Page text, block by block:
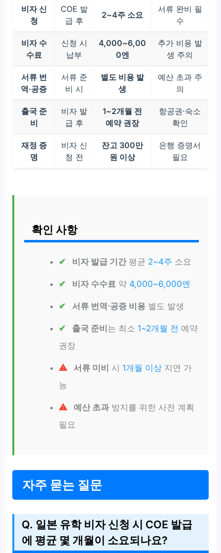
비자 신
청
COE 발
급 후
2~4주 소요
서류 완비 필
수
비자 수
수료
신청 시
납부
4,000~6,00
0엔
추가 비용 발
생 주의
서류 번
역·공증
서류 준
비 시
별도 비용 발
생
예산 초과 주
의
출국 준
비
비자 발
급 후
1~2개월 전
예약 권장
항공권·숙소
확인
재정 증
명
비자 신
청 전
잔고 300만
원 이상
은행 증명서
필요
확인 사항
비자 발급 기간평균 2~4주 소요
비자 수수료 약 4,000~6,000엔
서류 번역·공증 비용별도 발생
출국 준비는 최소 1~2개월 전 예약
권장
서류 미비 시 1개월 이상지연 가
능
예산 초과방지를 위한 사전 계획
필요
자주 묻는 질문
Q. 일본 유학 비자 신청 시 COE 발급
에 평균 몇 개월이 소요되나요?